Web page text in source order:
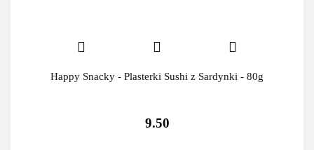
Happy Snacky - Plasterki Sushi z Sardynki - 80g
9.50